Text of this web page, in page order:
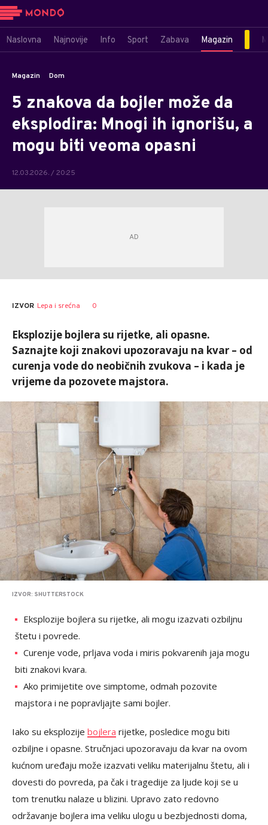
Naslovna Najnovije Info Sport Zabava Magazin
Magazin Dom
5 znakova da bojler može da
eksplodira: Mnogi ih ignorišu, a
mogu biti veoma opasni
12.03.2026. / 20:25
IZVOR Lepa i srećna 0
Eksplozije bojlera su rijetke, ali opasne.
Saznajte koji znakovi upozoravaju na kvar – od
curenja vode do neobičnih zvukova – i kada je
vrijeme da pozovete majstora.
IZVOR: SHUTTERSTOCK
Eksplozije bojlera su rijetke, ali mogu izazvati ozbiljnu
štetu i povrede.
Curenje vode, prljava voda i miris pokvarenih jaja mogu
biti znakovi kvara.
Ako primijetite ove simptome, odmah pozovite
majstora i ne popravljajte sami bojler.
Iako su eksplozije bojlera rijetke, posledice mogu biti
ozbiljne i opasne. Stručnjaci upozoravaju da kvar na ovom
kućnom uređaju može izazvati veliku materijalnu štetu, ali i
dovesti do povreda, pa čak i tragedije za ljude koji se u
tom trenutku nalaze u blizini. Upravo zato redovno
održavanje bojlera ima veliku ulogu u bezbjednosti doma,